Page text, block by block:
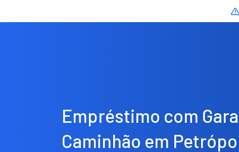
Empréstimo com
Caminhão em